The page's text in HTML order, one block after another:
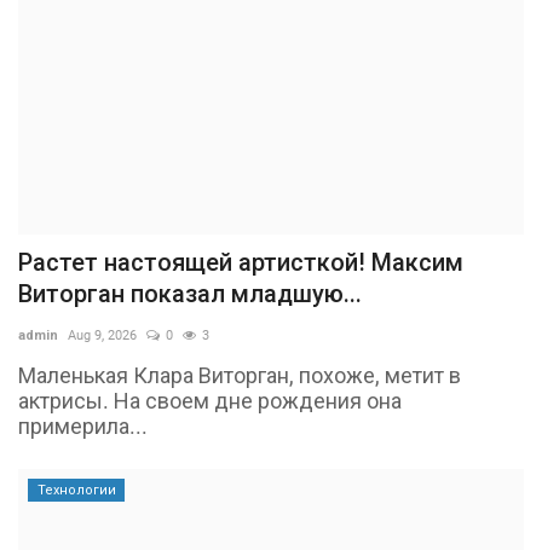
Растет настоящей артисткой! Максим
Виторган показал младшую...
admin Aug 9, 2026 0 3
Маленькая Клара Виторган, похоже, метит в
актрисы. На своем дне рождения она
примерила...
Технологии